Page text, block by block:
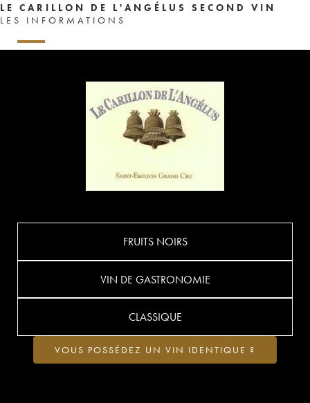
LE CARILLON DE L'ANGÉLUS SECOND VIN
LES INFORMATIONS
FRUITS NOIRS
VIN DE GASTRONOMIE
CLASSIQUE
VOUS POSSÉDEZ UN VIN IDENTIQUE ?